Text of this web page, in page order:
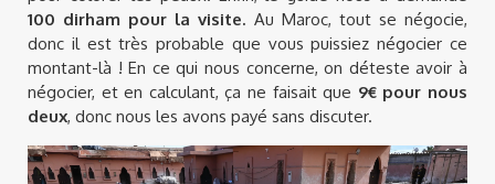
100 dirham pour la visite. Au Maroc, tout se négocie,
donc il est très probable que vous puissiez négocier ce
montant-là ! En ce qui nous concerne, on déteste avoir à
négocier, et en calculant, ça ne faisait que 9€ pour nous
deux, donc nous les avons payé sans discuter.